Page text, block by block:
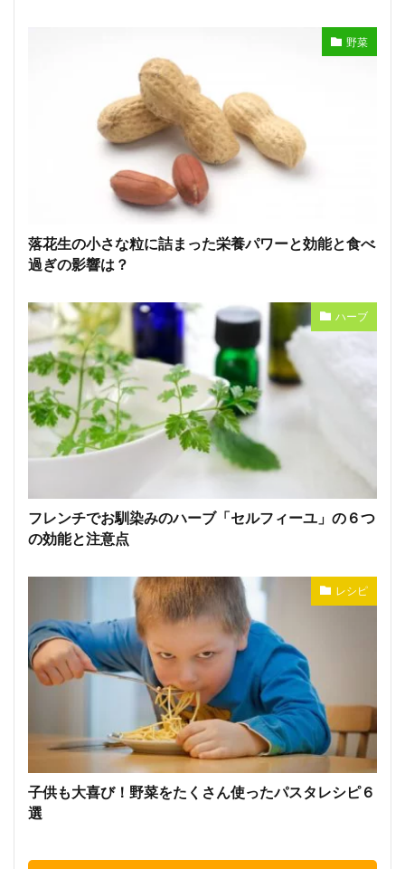
野菜
落花生の小さな粒に詰まった栄養パワーと効能と食べ
過ぎの影響は？
ハーブ
フレンチでお馴染みのハーブ「セルフィーユ」の６つ
の効能と注意点
レシピ
子供も大喜び！野菜をたくさん使ったパスタレシピ６
選